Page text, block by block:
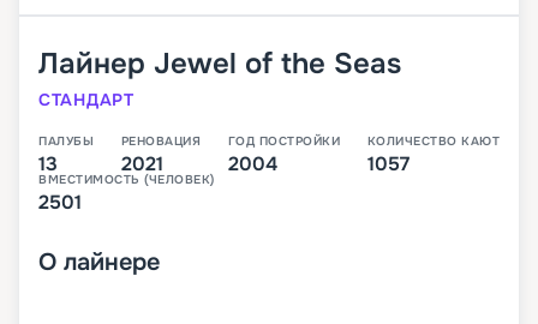
Лайнер Jewel of the Seas
СТАНДАРТ
ПАЛУБЫ
13
РЕНОВАЦИЯ
2021
ГОД ПОСТРОЙКИ
2004
КОЛИЧЕСТВО КАЮТ
1057
ВМЕСТИМОСТЬ (ЧЕЛОВЕК)
2501
О лайнере